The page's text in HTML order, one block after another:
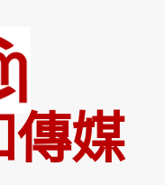
傳媒